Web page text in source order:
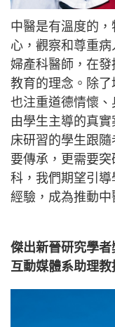
中醫是有溫度的
心，觀察和尊重
婦產科醫師，在
教育的理念。除了
也注重道德情懷
由學生主導的真
床研習的學生跟
要傳承，更需要
科，我們期望引
經驗，成為推動中
傑出新晉研究學者
互動媒體系助理